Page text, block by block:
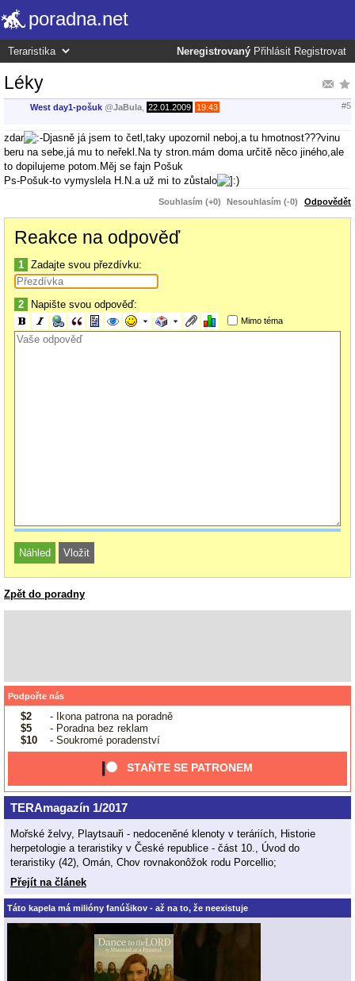
poradna.net
Neregistrovaný Přihlásit Registrovat
Léky
West day1-pošuk @JaBula 22.01.2009 19:43 #5
zdar
jasně já jsem to četl,taky upozornil neboj,a tu hmotnost???vinu
beru na sebe,já mu to neřekl.Na ty stron.mám doma určitě něco jiného,ale
to dopilujeme potom.Měj se fajn Pošuk
Ps-Pošuk-to vymyslela H.N.a už mi to zůstalo
Souhlasím (+0) Nesouhlasím (-0) Odpovědět
Reakce na odpověď
1 Zadajte svou přezdívku:
2 Napište svou odpověď:
Mimo téma
Zpět do poradny
Podpořte nás
$2
- Ikona patrona na poradně
$5
- Poradna bez reklam
$10
- Soukromé poradenství
STAŇTE SE PATRONEM
TERAmagazín 1/2017
Mořské želvy, Playtsauři - nedoceněné klenoty v teráriích, Historie
herpetologie a teraristiky v České republice - část 10., Úvod do
teraristiky (42), Omán, Chov rovnakonôžok rodu Porcellio;
Přejít na článek
Táto kapela má milióny fanúšikov - až na to, že neexistuje